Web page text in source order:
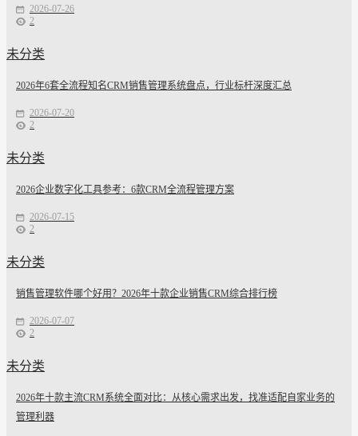
2026-07-26
2
未分类
2026年6套全流程知名CRM销售管理系统盘点，行业标杆深度汇总
2026-07-20
2
未分类
2026企业数字化工具参考：6款CRM全流程管理方案
2026-07-15
2
未分类
销售管理软件哪个好用？2026年十款企业销售CRM综合排行榜
2026-07-07
2
未分类
2026年十款主流CRM系统全面对比：从核心需求出发，找准适配自家业务的
管理利器